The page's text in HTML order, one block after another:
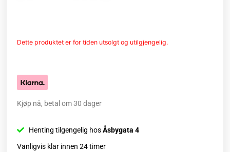
Dette produktet er for tiden utsolgt og utilgjengelig.
Kjøp nå, betal om 30 dager
Henting tilgengelig hosÅsbygata 4
Vanligvis klar innen 24 timer